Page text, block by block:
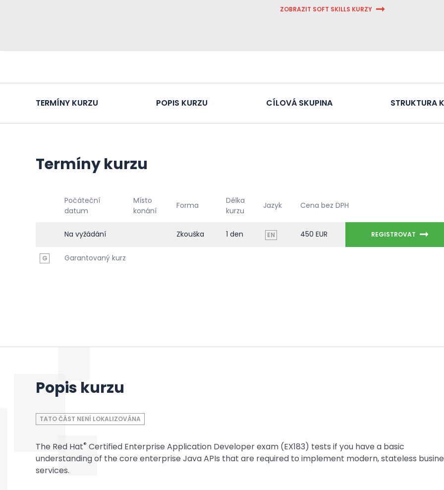
ZOBRAZIT SOFT SKILLS KURZY
TERMÍNY KURZU POPIS KURZU CÍLOVÁ SKUPINA STRUKTURA
Termíny kurzu
Počáteční
datum
Místo
konání
Forma
Délka
kurzu
Jazyk Cena bez DPH
Na vyžádání Zkouška 1 den EN 450 EUR REGISTROVAT
G Garantovaný kurz
Popis kurzu
TATO ČÁST NENÍ LOKALIZOVÁNA
The Red Hat® Certified Enterprise Application Developer exam (EX183) tests if you have a basic
understanding of the core enterprise Java APIs that are required to implement modern, stateless
services.